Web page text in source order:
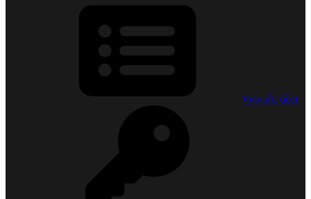
Vytvořit účet